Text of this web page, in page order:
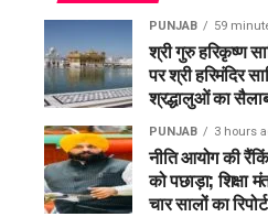
PUNJAB 59
श्री गुरु हरिकृष्ण
पर श्री हरिमंदिर
श्रद्धालुओं का
PUNJAB 3 hours
नीति आयोग की
को पछाड़ा; शिक्षा
चार सालों का